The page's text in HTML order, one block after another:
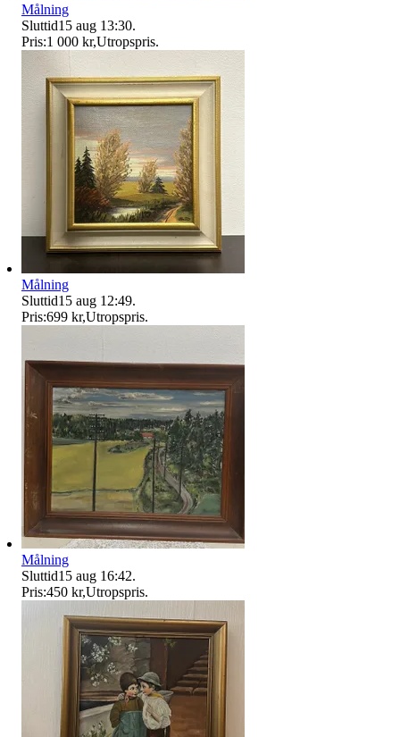
Målning
Sluttid15 aug 13:30.
Pris:1 000 kr,Utropspris.
Målning
Sluttid15 aug 12:49.
Pris:699 kr,Utropspris.
Målning
Sluttid15 aug 16:42.
Pris:450 kr,Utropspris.